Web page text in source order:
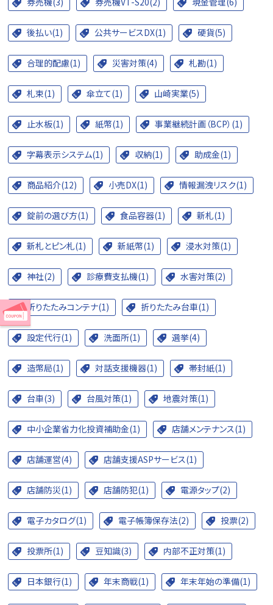
後払い(1) 公共サービスDX(1) 硬貨(5)
合理的配慮(1) 災害対策(4) 札勘(1)
札束(1) 傘立て(1) 山崎実業(5)
止水板(1) 紙幣(1) 事業継続計画（BCP）(1)
字幕表示システム(1) 収納(1) 助成金(1)
商品紹介(12) 小売DX(1) 情報漏洩リスク(1)
錠前の選び方(1) 食品容器(1) 新札(1)
新札とピン札(1) 新紙幣(1) 浸水対策(1)
神社(2) 診療費支払機(1) 水害対策(2)
折りたたみコンテナ(1) 折りたたみ台車(1)
設定代行(1) 洗面所(1) 選挙(4)
造幣局(1) 対話支援機器(1) 帯封紙(1)
台車(3) 台風対策(1) 地震対策(1)
中小企業省力化投資補助金(1) 店舗メンテナンス(1)
店舗運営(4) 店舗支援ASPサービス(1)
店舗防災(1) 店舗防犯(1) 電源タップ(2)
電子カタログ(1) 電子帳簿保存法(2) 投票(2)
投票所(1) 豆知識(3) 内部不正対策(1)
日本銀行(1) 年末商戦(1) 年末年始の準備(1)